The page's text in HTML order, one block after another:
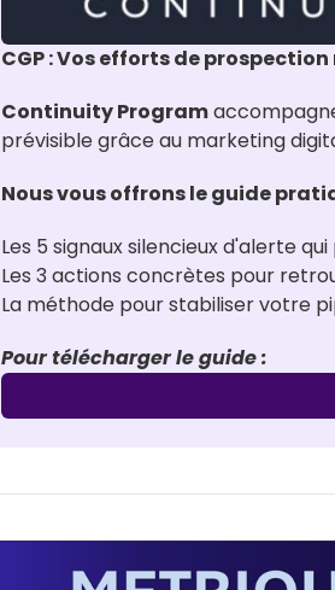
CGP : Vos efforts de
Continuity Program
prévisible grâce au marketing
Nous vous offrons le guide
Les 5 signaux silencieux d'alerte
Les 3 actions concrètes pour
La méthode pour stabiliser votre
Pour télécharger le guide :